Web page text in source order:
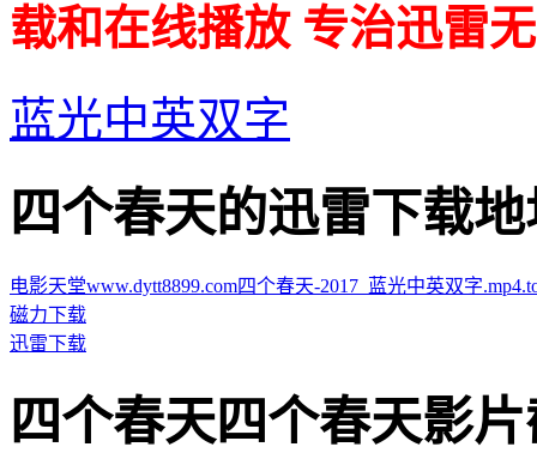
载和在线播放 专治迅雷
蓝光中英双字
四个春天的迅雷下载地
电影天堂www.dytt8899.com四个春天-2017_蓝光中英双字
磁力下载
迅雷下载
四个春天四个春天影片